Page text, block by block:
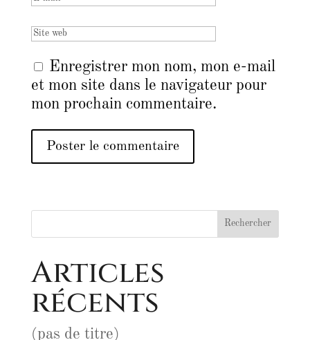
Enregistrer mon nom, mon e-mail
et mon site dans le navigateur pour
mon prochain commentaire.
Articles
récents
(pas de titre)